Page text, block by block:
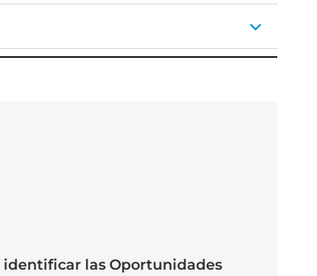
las Oportunidades